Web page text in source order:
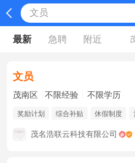
最新 急聘 附近
文员
茂南区 不限经验 不限学历
奖励计划 综合补贴 休假制度
茂名浩联云科技有限公司